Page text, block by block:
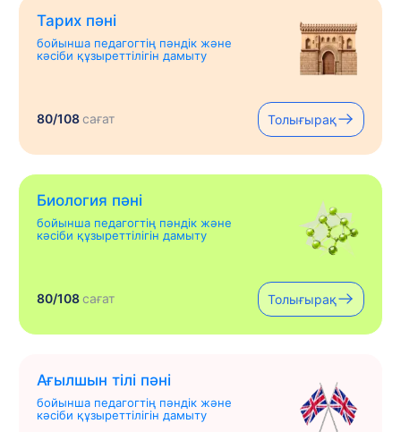
Тарих пәні
бойынша педагогтің пәндік және
кәсіби құзыреттілігін дамыту
80/108сағат Толығырақ
Биология пәні
бойынша педагогтің пәндік және
кәсіби құзыреттілігін дамыту
80/108сағат Толығырақ
Ағылшын тілі пәні
бойынша педагогтің пәндік және
кәсіби құзыреттілігін дамыту